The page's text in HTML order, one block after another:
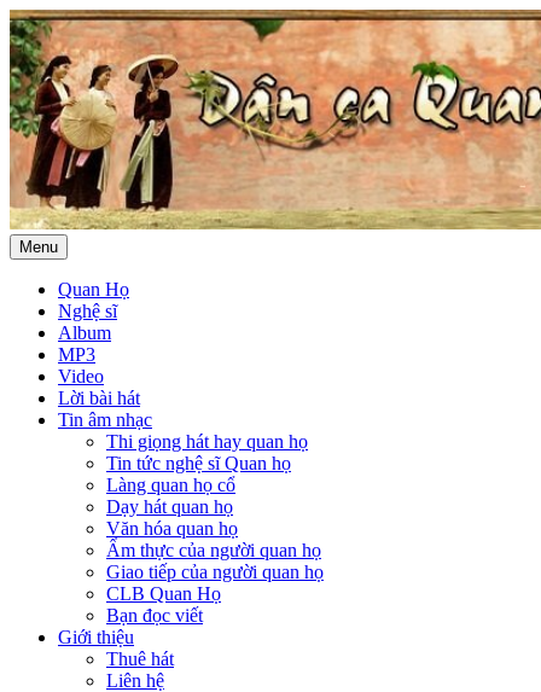
Menu
Quan Họ
Nghệ sĩ
Album
MP3
Video
Lời bài hát
Tin âm nhạc
Thi giọng hát hay quan họ
Tin tức nghệ sĩ Quan họ
Làng quan họ cổ
Dạy hát quan họ
Văn hóa quan họ
Ẩm thực của người quan họ
Giao tiếp của người quan họ
CLB Quan Họ
Bạn đọc viết
Giới thiệu
Thuê hát
Liên hệ